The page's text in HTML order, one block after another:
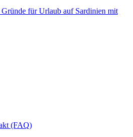
Gründe für Urlaub auf Sardinien mit
(FAQ)